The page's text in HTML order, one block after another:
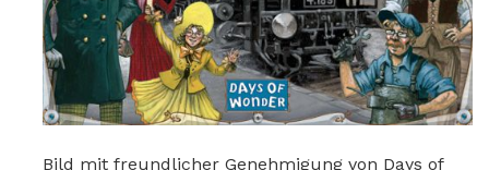
Bild mit freundlicher Genehmigung von Days of